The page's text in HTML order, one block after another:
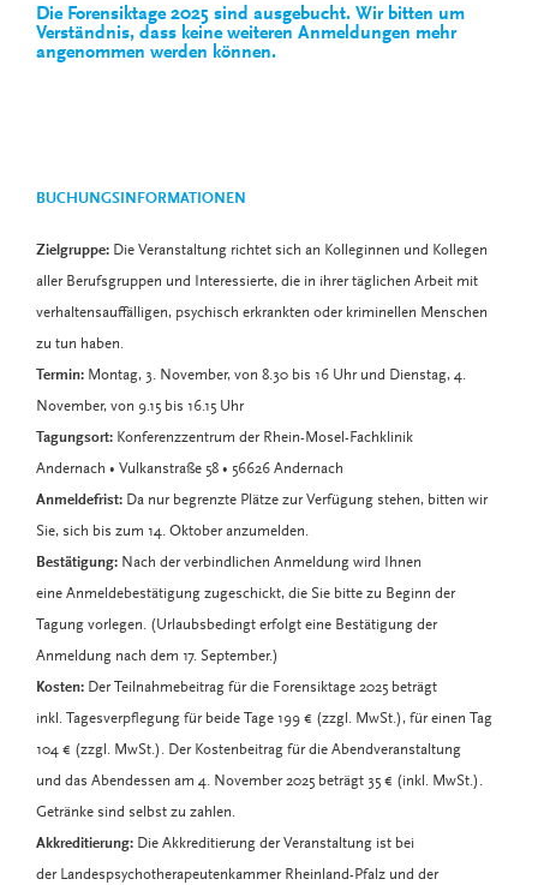
Die Forensiktage 2025 sind ausgebucht. Wir bitten um
Verständnis, dass keine weiteren Anmeldungen mehr
angenommen werden können.
BUCHUNGSINFORMATIONEN
Zielgruppe: Die Veranstaltung richtet sich an Kolleginnen und Kollegen
aller Berufsgruppen und Interessierte, die in ihrer täglichen Arbeit mit
verhaltensauffälligen, psychisch erkrankten oder kriminellen Menschen
zu tun haben.
Termin: Montag, 3. November, von 8.30 bis 16 Uhr und Dienstag, 4.
November, von 9.15 bis 16.15 Uhr
Tagungsort: Konferenzzentrum der Rhein-Mosel-Fachklinik
Andernach • Vulkanstraße 58 • 56626 Andernach
Anmeldefrist: Da nur begrenzte Plätze zur Verfügung stehen, bitten wir
Sie, sich bis zum 14. Oktober anzumelden.
Bestätigung: Nach der verbindlichen Anmeldung wird Ihnen
eine Anmeldebestätigung zugeschickt, die Sie bitte zu Beginn der
Tagung vorlegen. (Urlaubsbedingt erfolgt eine Bestätigung der
Anmeldung nach dem 17. September.)
Kosten: Der Teilnahmebeitrag für die Forensiktage 2025 beträgt
inkl. Tagesverpflegung für beide Tage 199 € (zzgl. MwSt.), für einen Tag
104 € (zzgl. MwSt.). Der Kostenbeitrag für die Abendveranstaltung
und das Abendessen am 4. November 2025 beträgt 35 € (inkl. MwSt.).
Getränke sind selbst zu zahlen.
Akkreditierung: Die Akkreditierung der Veranstaltung ist bei
der Landespsychotherapeutenkammer Rheinland-Pfalz und der